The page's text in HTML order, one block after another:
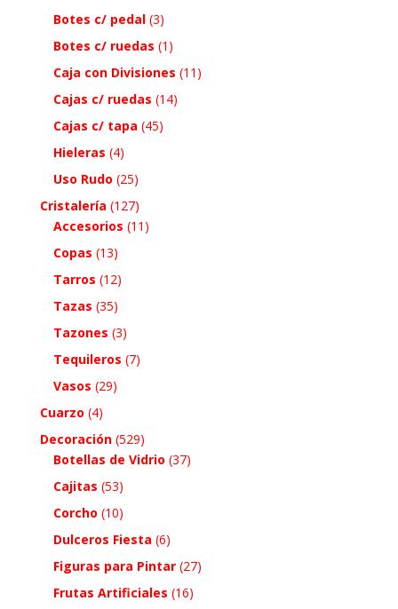
Botes c/ pedal (3)
Botes c/ ruedas (1)
Caja con Divisiones (11)
Cajas c/ ruedas (14)
Cajas c/ tapa (45)
Hieleras (4)
Uso Rudo (25)
Cristalería (127)
Accesorios (11)
Copas (13)
Tarros (12)
Tazas (35)
Tazones (3)
Tequileros (7)
Vasos (29)
Cuarzo (4)
Decoración (529)
Botellas de Vidrio (37)
Cajitas (53)
Corcho (10)
Dulceros Fiesta (6)
Figuras para Pintar (27)
Frutas Artificiales (16)